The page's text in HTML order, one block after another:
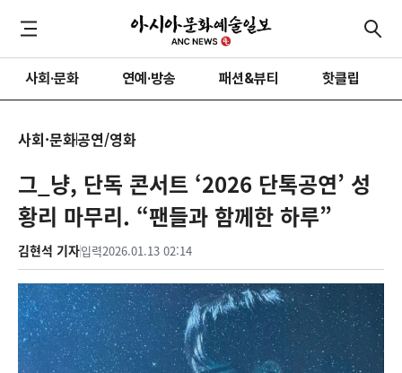
사회·문화 연예·방송 패션&뷰티 핫클립
사회·문화공연/영화
그_냥, 단독 콘서트 ‘2026 단톡공연’ 성
황리 마무리. “팬들과 함께한 하루”
김현석 기자입력2026.01.13 02:14